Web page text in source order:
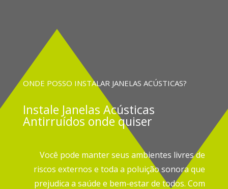
ONDE POSSO INSTALAR JANELAS ACÚSTICAS?
Instale Janelas Acústicas
Antirruídos onde quiser
Você pode manter seus ambientes livres de
riscos externos e toda a poluição sonora que
prejudica a saúde e bem-estar de todos.Com